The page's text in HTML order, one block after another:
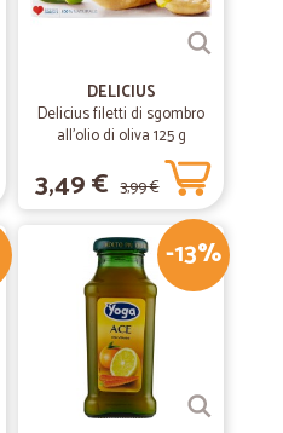
DELICIUS
Delicius filetti di sgombro
all'olio di oliva 125 g
3,49 € 3,99 €
-13%